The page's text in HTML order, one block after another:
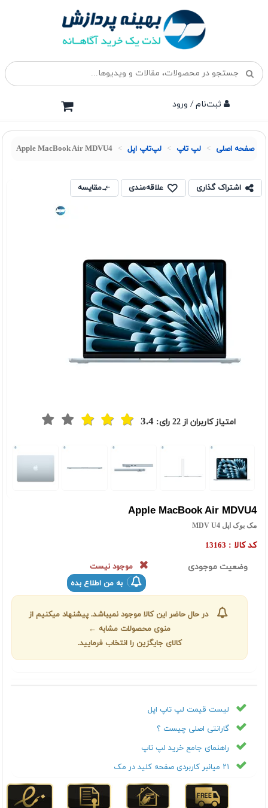
ثبت‌نام / ورود
صفحه اصلی لپ تاپ لپ‌تاپ اپل Apple MacBook Air MDVU4
اشتراک گذاری علاقه‌مندی مقایسه
امتیاز کاربران از22 رای:3.4
Apple MacBook Air MDVU4
مک بوک اپل MDV U4
کد کالا : 13163
وضعیت موجودی
موجود نیست
به من اطلاع بده
در حال حاضر این کالا موجود نمیباشد. پیشنهاد میکنیم از
منوی محصولات مشابه ←
کالای جایگزین را انتخاب فرمایید.
لیست قیمت لپ تاپ اپل
گارانتی اصلی چیست ؟
راهنمای جامع خرید لپ تاپ
۲۱ میانبر کاربردی صفحه کلید در مک